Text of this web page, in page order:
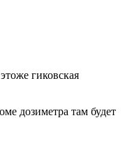
гиковская
дозиметра там будет